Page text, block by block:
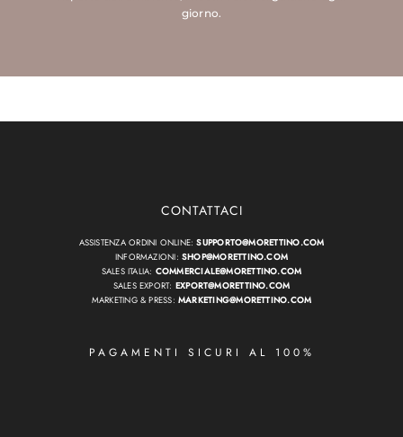
giorno.
CONTATTACI
ASSISTENZA ORDINI ONLINE:SUPPORTO@MORETTINO.COM
INFORMAZIONI:SHOP@MORETTINO.COM
SALES ITALIA: COMMERCIALE@MORETTINO.COM
SALES EXPORT: EXPORT@MORETTINO.COM
MARKETING & PRESS:MARKETING@MORETTINO.COM
PAGAMENTI SICURI AL 100%